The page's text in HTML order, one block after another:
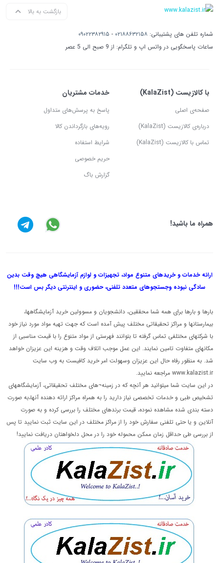
بازگشت به بالا
شماره تلفن های پشتیبانی: ۰۲۱۸۸۶۳۲۱۵۸ - ۰۹۰۲۲۳۸۲۹۱۵
ساعات پاسخگویی در واتس اپ و تلگرام: از 9 صبح الی 5 عصر
با کالازیست (KalaZist)
صفحه‌ی اصلی
درباره‌ی کالازیست (KalaZist)
تماس با کالازیست (KalaZist)
خدمات مشتریان
پاسخ به پرسش‌های متداول
رویه‌های بازگرداندن کالا
شرایط استفاده
حریم خصوصی
گزارش باگ
همراه ما باشید!
ارائه خدمات و خریدهای متنوع مواد، تجهیزات و لوازم آزمایشگاهی هیچ وقت بدین
سادگی نبوده وجستجوهای متعدد تلفنی، حضوری و اینترنتی دیگر بس است!!!
بارها و بارها برای همه شما محققین، دانشجویان و مسوولین خرید آزمایشگاهها،
بیمارستانها و مراکز تحقیقاتی مختلف پیش آمده است که جهت تهیه مواد مورد نیاز خود
با شرکتهای مختلفی تماس گرفته تا بتوانند فهرستی از مواد متنوع را با قیمت مناسبی از
مکانهای متفاوت تامین نمایند. این عمل موجب اتلاف وقت و هزینه این عزیزان خواهد
شد. به منظور رفاه حال این عزیزان وسهولت امر خرید کافیست به وب سایت
www.kalazist.ir مراجعه نمایید.
در این سایت شما میتوانید هر آنچه که در زمینه¬های مختلف تحقیقاتی، آزمایشگاههای
تشخیص طبی و خدمات تخصصی نیاز دارید را به همراه مراکز ارائه دهنده آنها،به صورت
دسته بندی شده مشاهده نموده، قیمت برندهای مختلف را بررسی کرده و به صورت
آنلاین و یا حتی تلفنی سفارش خود را از مراکز مختلف در این سایت ثبت نمایید تا پس
از بررسی طی حداقل زمان ممکن محموله خود را در محل دلخواهتان دریافت نمایید!